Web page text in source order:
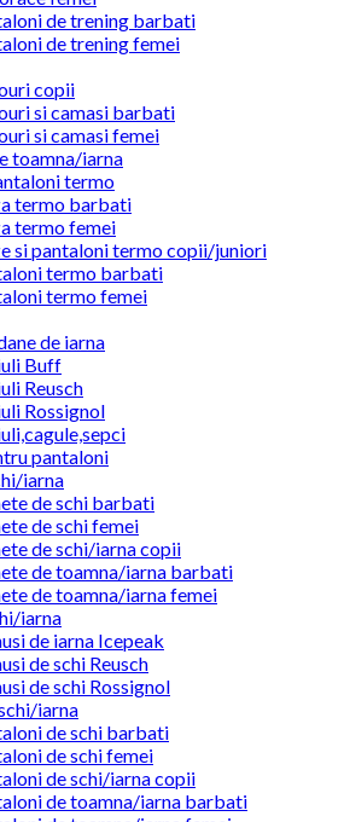
de trening barbati
de trening femei
copii
si camasi barbati
si camasi femei
toamna/iarna
termo
termo barbati
termo femei
si pantaloni termo copii/juniori
termo barbati
termo femei
de iarna
Buff
Reusch
Rossignol
pantaloni
iarna
de schi barbati
de schi femei
de schi/iarna copii
de toamna/iarna barbati
de toamna/iarna femei
iarna
de iarna Icepeak
de schi Reusch
de schi Rossignol
iarna
de schi barbati
de schi femei
de schi/iarna copii
de toamna/iarna barbati